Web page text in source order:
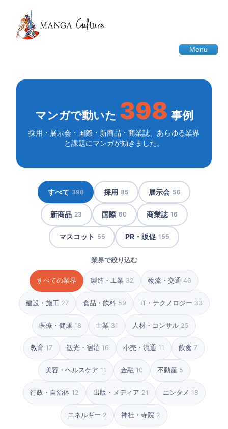
Menu
マンガで動いた 398 事例
採用・展示会・国際・新商品・商業誌、あらゆる業界
と課題にマンガが効きました。
すべて 398 採用 85 展示会 56
新商品 23 国際 60 商業誌 16
マスコット 55 PR・販促 155
業界で絞り込む
すべての業界 製造・工業 32 物流・交通 46
建設・施工 27 食品・飲料 59 IT・テクノロジー 33
医療・健康 18 士業 31 人材・コンサル 25
教育 17 観光・宿泊 16 小売・流通 11 飲食 7
美容・ヘルスケア 11 金融 10 不動産 5
行政・自治体 12 出版・メディア 21 エンタメ 18
エネルギー 2 神社・寺院 2